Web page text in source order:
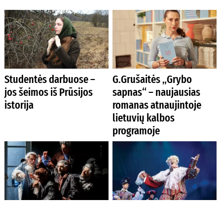
Studentės darbuose –
jos šeimos iš Prūsijos
istorija
G.Grušaitės „Grybo
sapnas“ – naujausias
romanas atnaujintoje
lietuvių kalbos
programoje